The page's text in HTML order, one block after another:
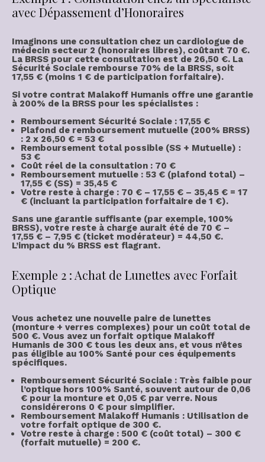
avec Dépassement d’Honoraires
Imaginons une consultation chez un cardiologue de
médecin secteur 2 (honoraires libres), coûtant 70 €.
La BRSS pour cette consultation est de 26,50 €. La
Sécurité Sociale rembourse 70% de la BRSS, soit
17,55 € (moins 1 € de participation forfaitaire).
Si votre contrat Malakoff Humanis offre une garantie
à 200% de la BRSS pour les spécialistes :
Remboursement Sécurité Sociale : 17,55 €
Plafond de remboursement mutuelle (200% BRSS)
: 2 x 26,50 € = 53 €
Remboursement total possible (SS + Mutuelle) :
53 €
Coût réel de la consultation : 70 €
Remboursement mutuelle : 53 € (plafond total) –
17,55 € (SS) = 35,45 €
Votre reste à charge : 70 € – 17,55 € – 35,45 € = 17
€ (incluant la participation forfaitaire de 1 €).
Sans une garantie suffisante (par exemple, 100%
BRSS), votre reste à charge aurait été de 70 € –
17,55 € – 7,95 € (ticket modérateur) = 44,50 €.
L’impact du % BRSS est flagrant.
Exemple 2 : Achat de Lunettes avec Forfait
Optique
Vous achetez une nouvelle paire de lunettes
(monture + verres complexes) pour un coût total de
500 €. Vous avez un forfait optique Malakoff
Humanis de 300 € tous les deux ans, et vous n’êtes
pas éligible au 100% Santé pour ces équipements
spécifiques.
Remboursement Sécurité Sociale : Très faible pour
l’optique hors 100% Santé, souvent autour de 0,06
€ pour la monture et 0,05 € par verre. Nous
considérerons 0 € pour simplifier.
Remboursement Malakoff Humanis : Utilisation de
votre forfait optique de 300 €.
Votre reste à charge : 500 € (coût total) – 300 €
(forfait mutuelle) = 200 €.